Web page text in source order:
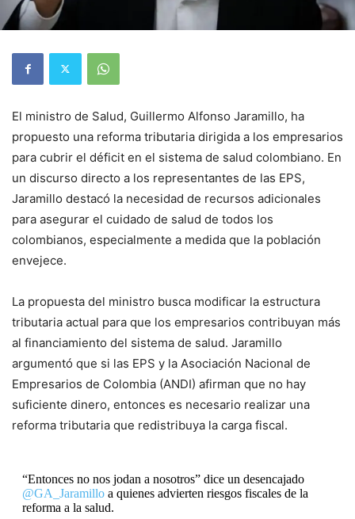
El ministro de Salud, Guillermo Alfonso Jaramillo, ha
propuesto una reforma tributaria dirigida a los empresarios
para cubrir el déficit en el sistema de salud colombiano. En
un discurso directo a los representantes de las EPS,
Jaramillo destacó la necesidad de recursos adicionales
para asegurar el cuidado de salud de todos los
colombianos, especialmente a medida que la población
envejece.
La propuesta del ministro busca modificar la estructura
tributaria actual para que los empresarios contribuyan más
al financiamiento del sistema de salud. Jaramillo
argumentó que si las EPS y la Asociación Nacional de
Empresarios de Colombia (ANDI) afirman que no hay
suficiente dinero, entonces es necesario realizar una
reforma tributaria que redistribuya la carga fiscal.
“Entonces no nos jodan a nosotros” dice un desencajado
@GA_Jaramilloa quienes advierten riesgos fiscales de la
reforma a la salud.